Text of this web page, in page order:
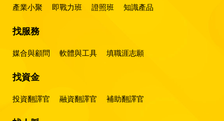
產業小聚 即戰力班 證照班 知識產品
找服務
媒合與顧問 軟體與工具 填職涯志願
找資金
投資翻譯官 融資翻譯官 補助翻譯官